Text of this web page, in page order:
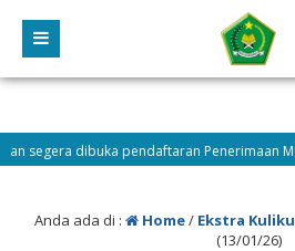
dibuka pendaftaran Penerimaan
Anda ada di : Home/ Ekstra
(13/01/26)